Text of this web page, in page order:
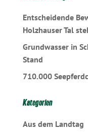
Entscheidende
Holzhauser Tal
Grundwasser in
Stand
710.000
Kategorien
Aus dem Landtag